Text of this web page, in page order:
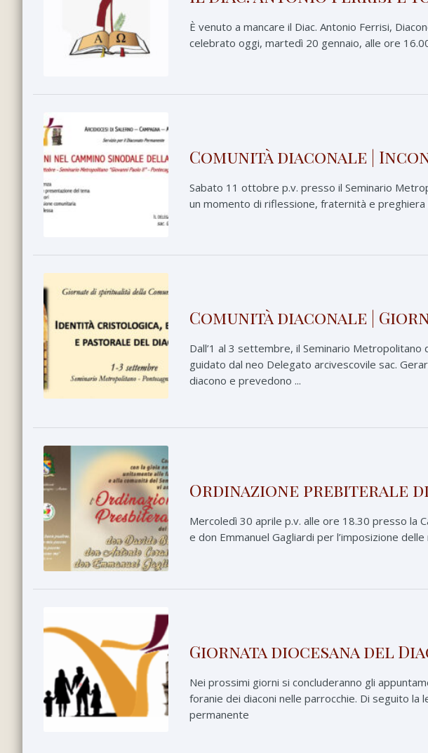
È venuto a mancare il Diac. Antonio Ferrisi,
celebrato oggi, martedì 20 gennaio, alle ore
Comunità diaconale |
Sabato 11 ottobre p.v. presso il Seminario
un momento di riflessione, fraternità e preghiera
Comunità diaconale |
Dall’1 al 3 settembre, il Seminario Metropolitano
guidato dal neo Delegato arcivescovile sac.
diacono e prevedono ...
Ordinazione prebiterale
Mercoledì 30 aprile p.v. alle ore 18.30 presso la
e don Emmanuel Gagliardi per l’imposizione
Giornata diocesana del
Nei prossimi giorni si concluderanno gli
foranie dei diaconi nelle parrocchie. Di seguito la
permanente